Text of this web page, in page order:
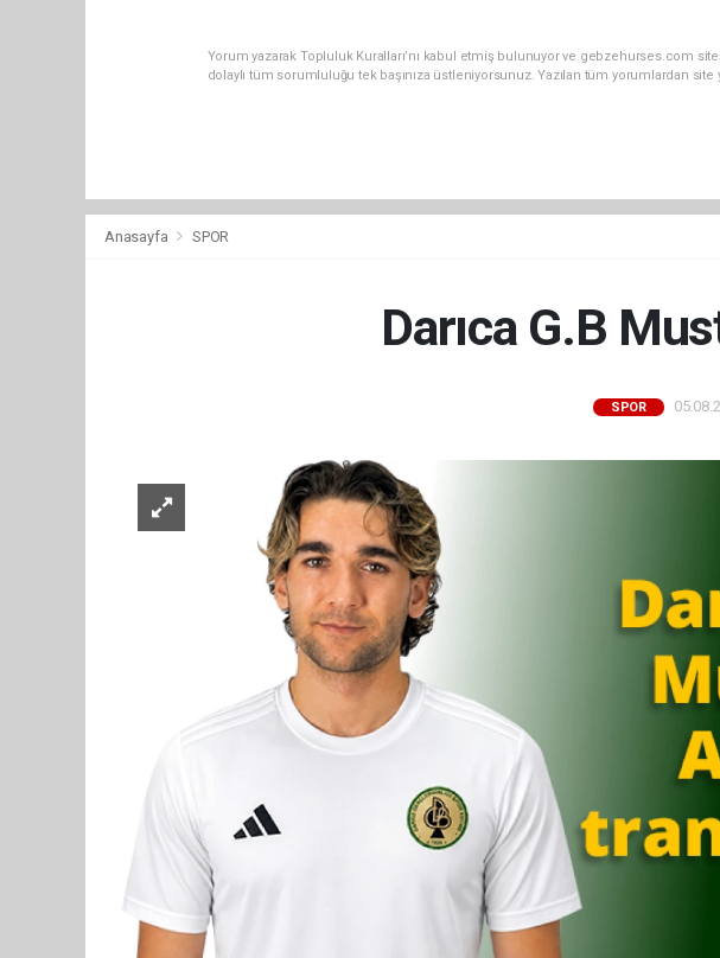
Yorum yazarak Topluluk Kuralları’nı kabul etmiş bulunuyor ve gebzehurses.com
dolaylı tüm sorumluluğu tek başınıza üstleniyorsunuz. Yazılan tüm yorumlardan
Anasayfa SPOR
Darıca G.B
SPOR